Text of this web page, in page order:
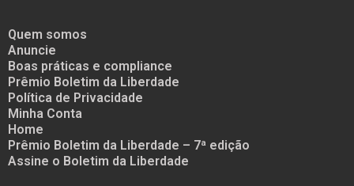
Quem somos
Anuncie
Boas práticas e compliance
Prêmio Boletim da Liberdade
Política de Privacidade
Minha Conta
Home
Prêmio Boletim da Liberdade – 7ª edição
Assine o Boletim da Liberdade